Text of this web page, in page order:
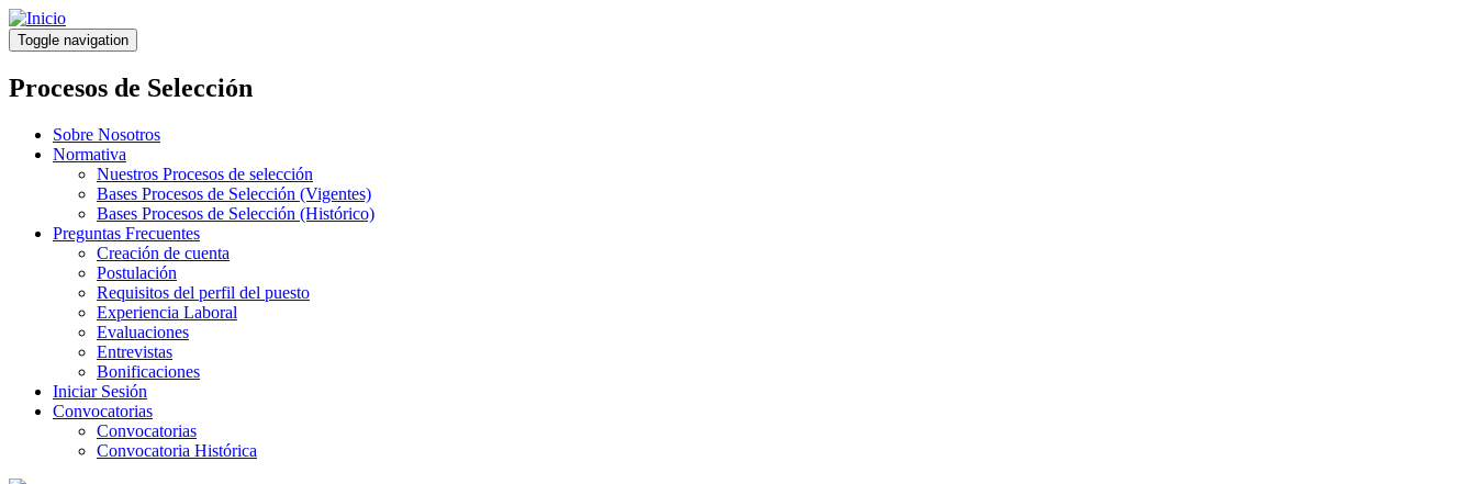
Pasar
al
contenido
principal
Toggle navigation
Procesos de Selección
Sobre Nosotros
Normativa
Nuestros Procesos de selección
Bases Procesos de Selección (Vigentes)
Bases Procesos de Selección (Histórico)
Preguntas Frecuentes
Creación de cuenta
Postulación
Requisitos del perfil del puesto
Experiencia Laboral
Evaluaciones
Entrevistas
Bonificaciones
Iniciar Sesión
Convocatorias
Convocatorias
Convocatoria Histórica